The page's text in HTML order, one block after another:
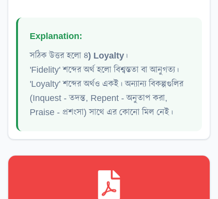
Explanation:
সঠিক উত্তর হলো ৪) Loyalty ।
'Fidelity' শব্দের অর্থ হলো বিশ্বস্ততা বা আনুগত্য।
'Loyalty' শব্দের অর্থও একই। অন্যান্য বিকল্পগুলির
(Inquest - তদন্ত, Repent - অনুতাপ করা,
Praise - প্রশংসা) সাথে এর কোনো মিল নেই।